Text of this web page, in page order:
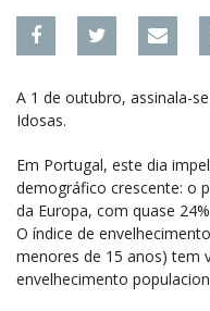
A 1 de outubro, assinala-
Idosas.
Em Portugal, este dia
demográfico crescente: o
da Europa, com quase
O índice de
menores de 15 anos) tem
envelhecimento